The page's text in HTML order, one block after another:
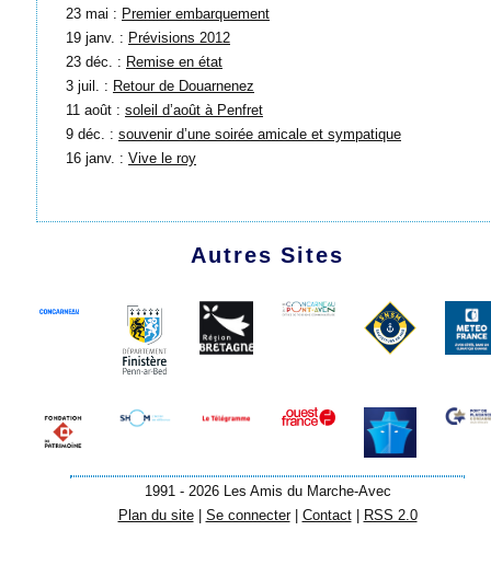
23 mai : Premier embarquement
19 janv. : Prévisions 2012
23 déc. : Remise en état
3 juil. : Retour de Douarnenez
11 août : soleil d’août à Penfret
9 déc. : souvenir d’une soirée amicale et sympatique
16 janv. : Vive le roy
Autres Sites
1991 - 2026 Les Amis du Marche-Avec
Plan du site| Se connecter| Contact| RSS 2.0